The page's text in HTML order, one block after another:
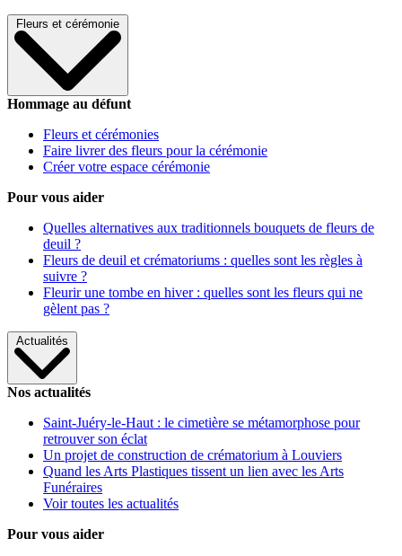
Fleurs et cérémonie
Hommage au défunt
Fleurs et cérémonies
Faire livrer des fleurs pour la cérémonie
Créer votre espace cérémonie
Pour vous aider
Quelles alternatives aux traditionnels bouquets de fleurs de
deuil ?
Fleurs de deuil et crématoriums : quelles sont les règles à
suivre ?
Fleurir une tombe en hiver : quelles sont les fleurs qui ne
gèlent pas ?
Actualités
Nos actualités
Saint-Juéry-le-Haut : le cimetière se métamorphose pour
retrouver son éclat
Un projet de construction de crématorium à Louviers
Quand les Arts Plastiques tissent un lien avec les Arts
Funéraires
Voir toutes les actualités
Pour vous aider